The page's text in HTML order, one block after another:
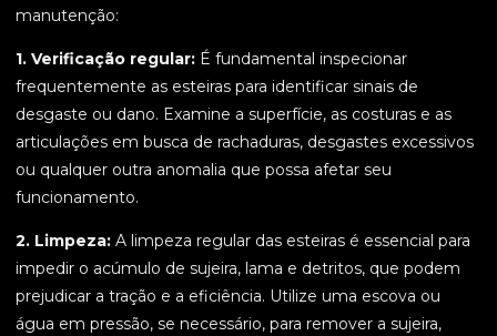
manutenção:
1. Verificação regular: É fundamental inspecionar
frequentemente as esteiras para identificar sinais de
desgaste ou dano. Examine a superfície, as costuras e as
articulações em busca de rachaduras, desgastes excessivos
ou qualquer outra anomalia que possa afetar seu
funcionamento.
2. Limpeza: A limpeza regular das esteiras é essencial para
impedir o acúmulo de sujeira, lama e detritos, que podem
prejudicar a tração e a eficiência. Utilize uma escova ou
água em pressão, se necessário, para remover a sujeira,